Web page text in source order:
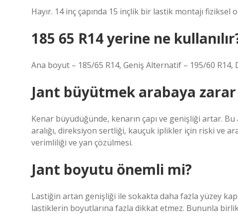
Hayır. 14 inç çapında 15 inçlik bir lastik montajı fiziksel
185 65 R14 yerine ne
Ana boyut – 185/65 R14, Geniş Alternatif – 195/60 R14,
Jant büyütmek arabaya
Kenar büyüdüğünde, kenarın çapı ve genişliği artar.
aralığı, direksiyon sertliği, kauçuk iplikler için riski ve
verimliliği ve yan çözülmesi.
Jant boyutu önemli mi?
Lastiğin artan genişliği ile sokakta daha fazla yüzey
lastiklerin boyutlarına fazla dikkat etmez. Bununla